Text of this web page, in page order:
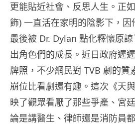
更能貼近社會、反思人生。正
飾) 一直活在家明的陰影下，因
最後被 Dr. Dylan 點化釋懷原
出角色們的成長。近日政府遲
牌照，不少網民對 TVB 劇的質
崩位比看劇還有趣。這次《天
映了觀眾看厭了那些爭產、宮
論是講醫生、律師還是消防員